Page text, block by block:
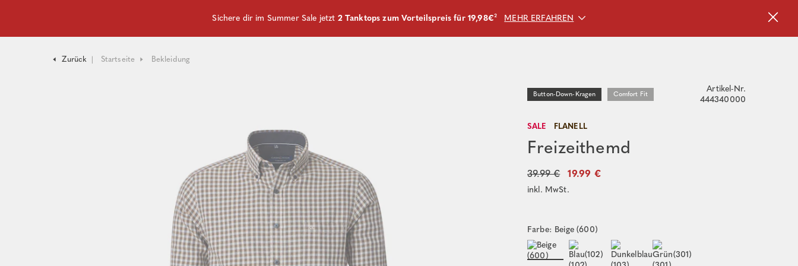
Sichere dir im Summer Sale jetzt 2 Tanktops zum Vorteilspreis für 19,98€² MEHR ERFAHREN
Zurück Startseite Bekleidung
Button-Down-Kragen Comfort Fit
Artikel-Nr.
444340000
SALE FLANELL
Freizeithemd
39.99 € 19.99 €
inkl. MwSt.
Farbe: Beige (600)